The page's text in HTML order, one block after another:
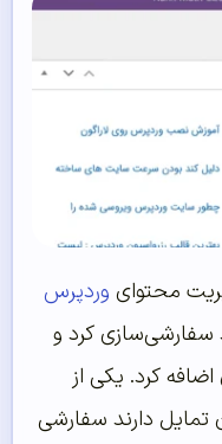
محتوای وردپرس
سفارشی‌سازی کرد و
کرد. یکی از
تمایل دارند سفارشی